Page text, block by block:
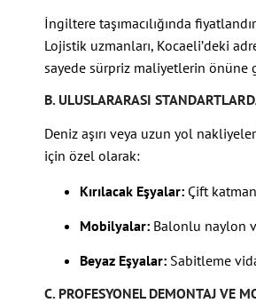
İngiltere taşımacılığında
Lojistik uzmanları, Kocaeli’deki
sayede sürpriz maliyetlerin önüne
B. ULUSLARARASI
Deniz aşırı veya uzun yol
için özel olarak:
Kırılacak Eşyalar: Çift
Mobilyalar: Balonlu naylon
Beyaz Eşyalar: Sabitleme
C. PROFESYONEL DEMONTAJ VE